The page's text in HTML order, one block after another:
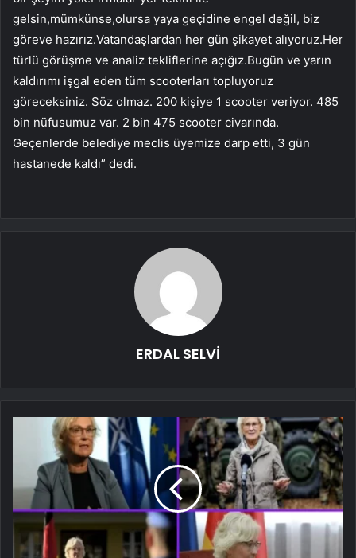
gelsin,mümkünse,olursa yaya geçidine engel değil, biz
göreve hazırız.Vatandaşlardan her gün şikayet alıyoruz.Her
türlü görüşme ve analiz tekliflerine açığız.Bugün ve yarın
kaldırımı işgal eden tüm scooterları topluyoruz
göreceksiniz. Söz olmaz. 200 kişiye 1 scooter veriyor. 485
bin nüfusumuz var. 2 bin 475 scooter civarında.
Geçenlerde belediye meclis üyemize darp etti, 3 gün
hastanede kaldı” dedi.
ERDAL SELVİ